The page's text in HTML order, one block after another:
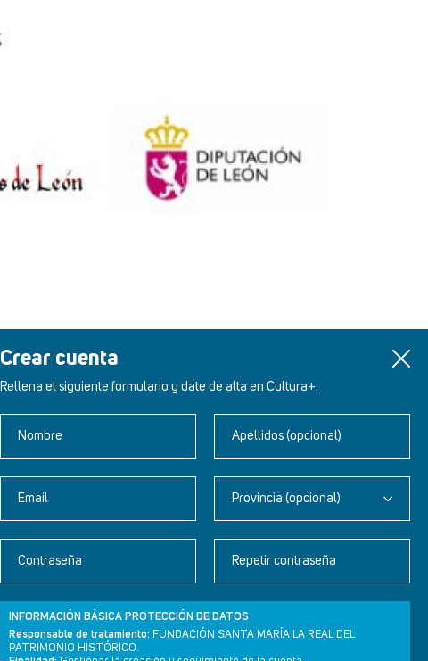
Crear cuenta
Rellena el siguiente formulario y date de alta en Cultura+.
Nombre Apellidos (opcional)
Email Provincia (opcional)
Contraseña Repetir contraseña
INFORMACIÓN BÁSICA PROTECCIÓN DE DATOS
Responsable de tratamiento: FUNDACIÓN SANTA MARÍA LA REAL DEL
PATRIMONIO HISTÓRICO.
Newsletter
Aviso legal
Política de privacidad
Política de cookies